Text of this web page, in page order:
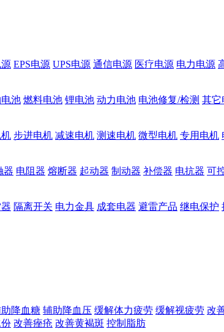
EPS电源 UPS电源 通信电源 医疗电源 电力电源
池 燃料电池 锂电池 动力电池 电池修复/检测 其它
步进电机 减速电机 测速电机 微型电机 专用电机
器 电阻器 熔断器 起动器 制动器 补偿器 电抗器 可
隔离开关 电力金具 成套电器 避雷产品 继电保护
降血糖 辅助降血压 缓解体力疲劳 缓解视疲劳 改
改善痤疮 改善黄褐斑 控制脂肪